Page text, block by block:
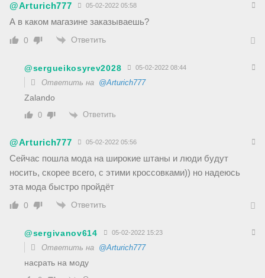
@Arturich777 05-02-2022 05:58
А в каком магазине заказываешь?
0 Ответить
@sergueikosyrev2028 05-02-2022 08:44
Ответить на @Arturich777
Zalando
0 Ответить
@Arturich777 05-02-2022 05:56
Сейчас пошла мода на широкие штаны и люди будут
носить, скорее всего, с этими кроссовками)) но надеюсь
эта мода быстро пройдёт
0 Ответить
@sergivanov614 05-02-2022 15:23
Ответить на @Arturich777
насрать на моду